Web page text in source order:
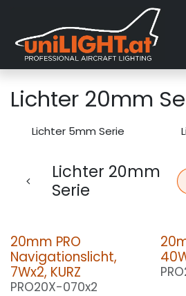
Lichter 20mm
Lichter 5mm Serie
Lichter 20mm
Serie
20mm PRO
Navigationslicht,
7Wx2, KURZ
PRO20X-070x2